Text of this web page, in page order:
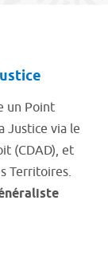
un Point
Justice via le
(CDAD), et
Territoires.